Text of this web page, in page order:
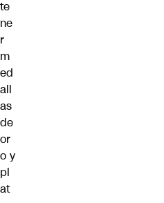
te
ne
r
m
ed
all
as
de
or
o y
pl
at